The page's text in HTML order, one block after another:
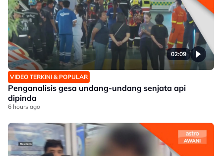
02:09
VIDEO TERKINI & POPULAR
Penganalisis gesa undang-undang senjata api
dipinda
6 hours ago